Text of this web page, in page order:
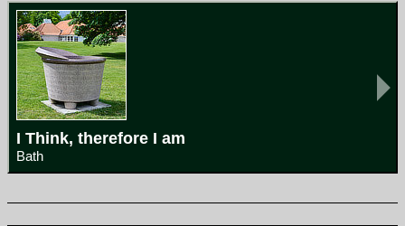
I Think, therefore I am
Bath